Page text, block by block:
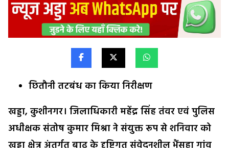
छितौनी तटबंध का किया निरीक्षण
खड्डा, कुशीनगर। जिलाधिकारी महेंद्र सिंह तंवर एवं पुलिस
अधीक्षक संतोष कुमार मिश्रा ने संयुक्त रूप से शनिवार को